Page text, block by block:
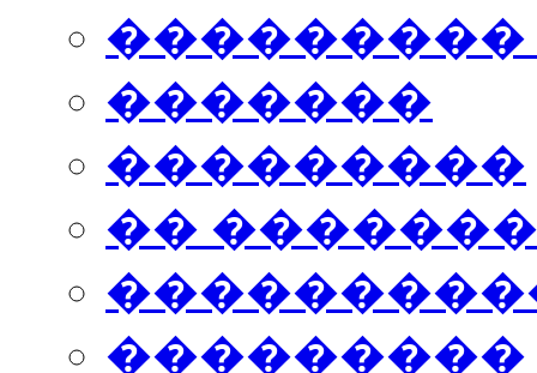
���������
�������
���������
��
���������